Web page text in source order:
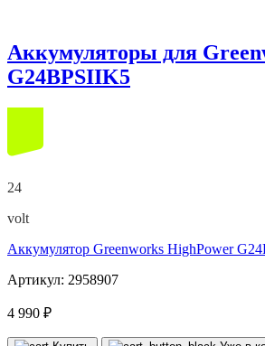
Аккумуляторы для
G24BPSIIK5
24
volt
Аккумулятор Greenworks HighPower
Артикул: 2958907
4 990 ₽